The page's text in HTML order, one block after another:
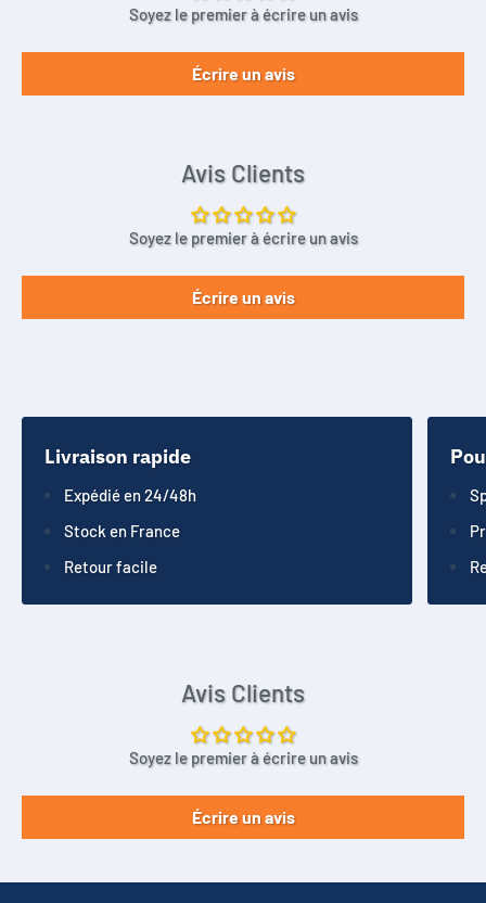
Soyez le premier à écrire un avis
Écrire un avis
Avis Clients
Soyez le premier à écrire un avis
Écrire un avis
Livraison rapide
Expédié en 24/48h
Stock en France
Retour facile
Avis Clients
Soyez le premier à écrire un avis
Écrire un avis